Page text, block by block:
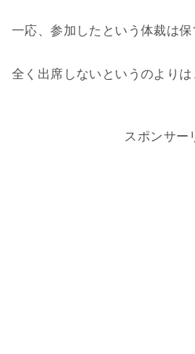
一応、参加したという体裁は保
全く出席しないというのより
スポンサー